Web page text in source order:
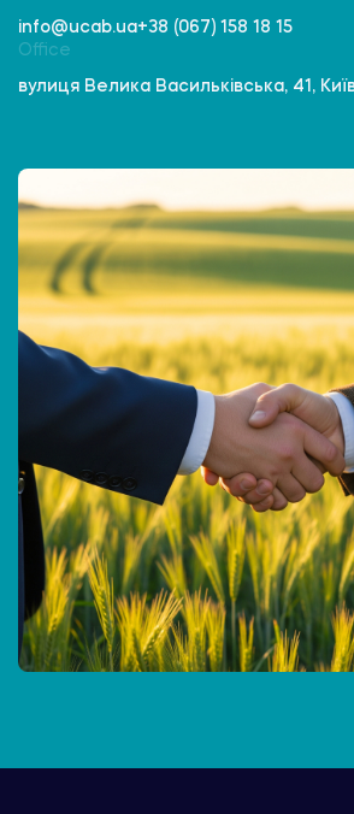
info@ucab.ua+38 (067) 158 18 15
Office
вулиця Велика Васильківська, 41,